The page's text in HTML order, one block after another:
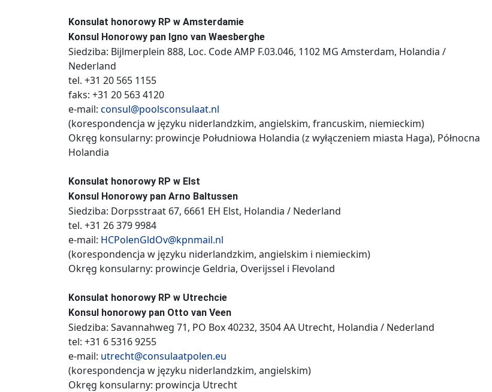
Konsulat honorowy RP w Amsterdamie
Konsul Honorowy pan Igno van Waesberghe
Siedziba: Bijlmerplein 888, Loc. Code AMP F.03.046, 1102 MG Amsterdam, Holandia /
Nederland
tel. +31 20 565 1155
faks: +31 20 563 4120
e-mail: consul@poolsconsulaat.nl
(korespondencja w języku niderlandzkim, angielskim, francuskim, niemieckim)
Okręg konsularny: prowincje Południowa Holandia (z wyłączeniem miasta Haga), Północna
Holandia
Konsulat honorowy RP w Elst
Konsul Honorowy pan Arno Baltussen
Siedziba: Dorpsstraat 67, 6661 EH Elst, Holandia / Nederland
tel. +31 26 379 9984
e-mail: HCPolenGldOv@kpnmail.nl
(korespondencja w języku niderlandzkim, angielskim i niemieckim)
Okręg konsularny: prowincje Geldria, Overijssel i Flevoland
Konsulat honorowy RP w Utrechcie
Konsul honorowy pan Otto van Veen
Siedziba: Savannahweg 71, PO Box 40232, 3504 AA Utrecht, Holandia / Nederland
tel: +31 6 5316 9255
e-mail: utrecht@consulaatpolen.eu
(korespondencja w języku niderlandzkim, angielskim)
Okręg konsularny: prowincja Utrecht